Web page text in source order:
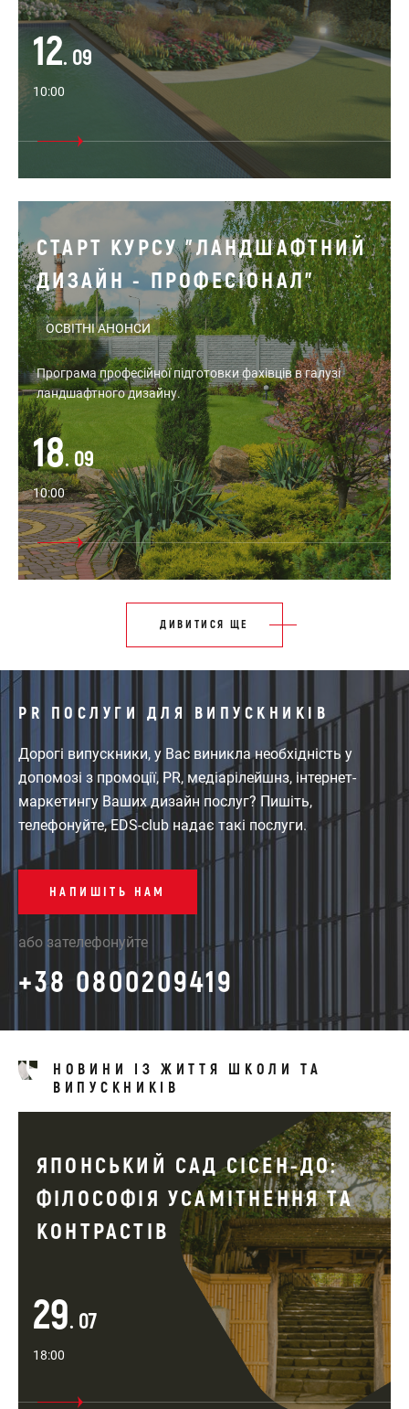
12. 09
10:00
18. 09
10:00
СТАРТ КУРСУ "ЛАНДШАФТНИЙ
ДИЗАЙН - ПРОФЕСІОНАЛ"
ОСВІТНІ АНОНСИ
Програма професійної підготовки фахівців в галузі
ландшафтного дизайну.
ДИВИТИСЯ ЩЕ
PR ПОСЛУГИ ДЛЯ ВИПУСКНИКІВ
Дорогі випускники, у Вас виникла необхідність у
допомозі з промоції, PR, медіарілейшнз, інтернет-
маркетингу Ваших дизайн послуг? Пишіть,
телефонуйте, EDS-club надає такі послуги.
НАПИШІТЬ НАМ
або зателефонуйте
+38 0800209419
НОВИНИ ІЗ ЖИТТЯ ШКОЛИ ТА
ВИПУСКНИКІВ
29. 07
18:00
ЯПОНСЬКИЙ САД СІСЕН-ДО:
ФІЛОСОФІЯ УСАМІТНЕННЯ ТА
КОНТРАСТІВ